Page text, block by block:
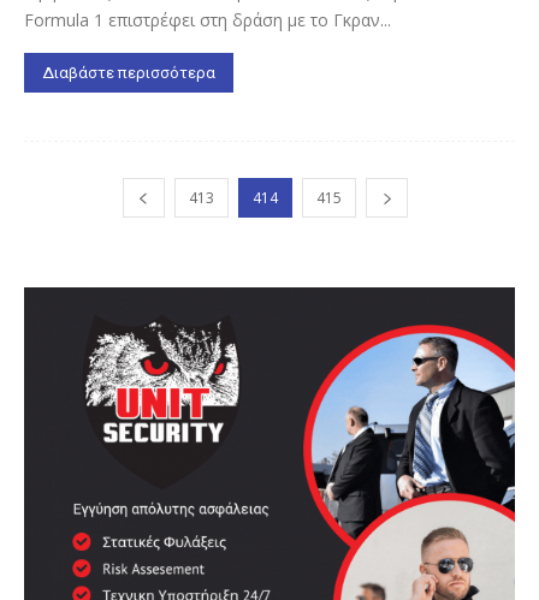
Fοrmula 1 επιστρέφει στη δράση με το Γκραν...
Διαβάστε περισσότερα
413 414 415